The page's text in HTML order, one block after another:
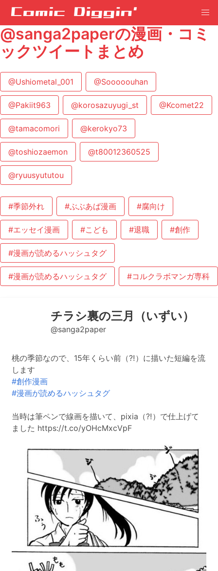
@sanga2paperの漫画・コミ
ックツイートまとめ
@Ushiometal_001 @Sooooouhan
@Pakiit963 @korosazuyugi_st @Kcomet22
@tamacomori @kerokyo73
@toshiozaemon @t80012360525
@ryuusyututou
#季節外れ #ぶぶあば漫画 #腐向け
#エッセイ漫画 #こども #退職 #創作
#漫画が読めるハッシュタグ
#漫画が読めるハッシュタグ #コルクラボマンガ専科
チラシ裏の三月（いずい）
@sanga2paper
桃の季節なので、15年くらい前（⁈）に描いた短編を流
します
#創作漫画
#漫画が読めるハッシュタグ
当時は筆ペンで線画を描いて、pixia（⁈）で仕上げて
ました https://t.co/yOHcMxcVpF